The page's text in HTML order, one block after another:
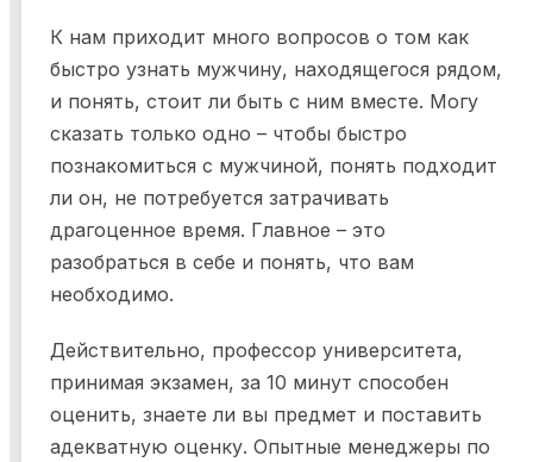
К нам приходит много вопросов о том как
быстро узнать мужчину, находящегося рядом,
и понять, стоит ли быть с ним вместе. Могу
сказать только одно – чтобы быстро
познакомиться с мужчиной, понять подходит
ли он, не потребуется затрачивать
драгоценное время. Главное – это
разобраться в себе и понять, что вам
необходимо.
Действительно, профессор университета,
принимая экзамен, за 10 минут способен
оценить, знаете ли вы предмет и поставить
адекватную оценку. Опытные менеджеры по